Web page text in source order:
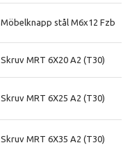
Möbelknapp stål M6x12 Fzb
Skruv MRT 6X20 A2 (T30)
Skruv MRT 6X25 A2 (T30)
Skruv MRT 6X35 A2 (T30)